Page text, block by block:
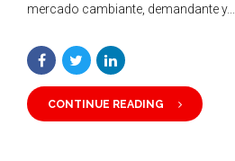
mercado cambiante, demandante y...
CONTINUE READING